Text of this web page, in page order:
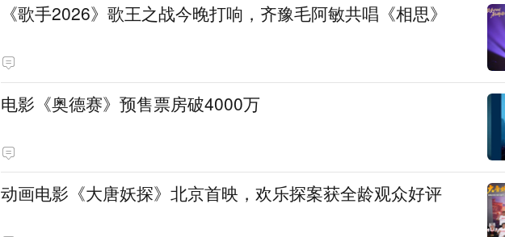
《歌手2026》歌王之战今晚打响，齐豫毛阿敏共唱《相思》
电影《奥德赛》预售票房破4000万
动画电影《大唐妖探》北京首映，欢乐探案获全龄观众好评